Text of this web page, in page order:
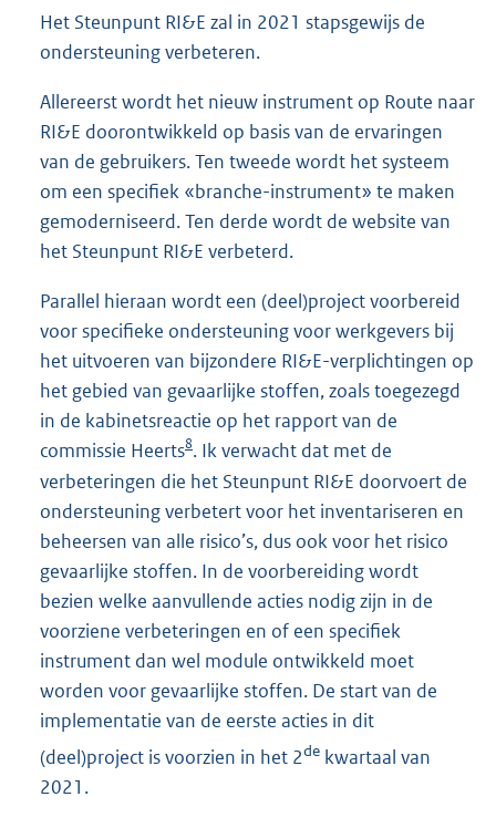
Het Steunpunt RI&E zal in 2021 stapsgewijs de
ondersteuning verbeteren.
Allereerst wordt het nieuw instrument op Route naar
RI&E doorontwikkeld op basis van de ervaringen
van de gebruikers. Ten tweede wordt het systeem
om een specifiek «branche-instrument» te maken
gemoderniseerd. Ten derde wordt de website van
het Steunpunt RI&E verbeterd.
Parallel hieraan wordt een (deel)project voorbereid
voor specifieke ondersteuning voor werkgevers bij
het uitvoeren van bijzondere RI&E-verplichtingen op
het gebied van gevaarlijke stoffen, zoals toegezegd
in de kabinetsreactie op het rapport van de
commissie Heerts8. Ik verwacht dat met de
verbeteringen die het Steunpunt RI&E doorvoert de
ondersteuning verbetert voor het inventariseren en
beheersen van alle risico’s, dus ook voor het risico
gevaarlijke stoffen. In de voorbereiding wordt
bezien welke aanvullende acties nodig zijn in de
voorziene verbeteringen en of een specifiek
instrument dan wel module ontwikkeld moet
worden voor gevaarlijke stoffen. De start van de
implementatie van de eerste acties in dit
(deel)project is voorzien in het 2de kwartaal van
2021.